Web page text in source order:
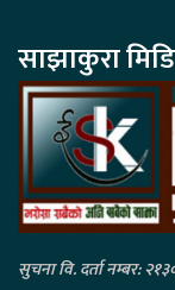
साझाकुरा
सुचना वि. दर्ता नम्बर: